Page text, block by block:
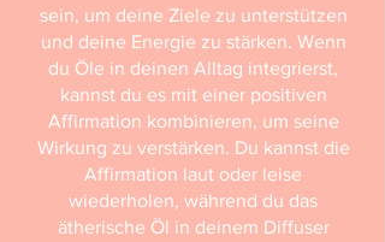
sein, um deine Ziele zu unterstützen
und deine Energie zu stärken. Wenn
du Öle in deinen Alltag integrierst,
kannst du es mit einer positiven
Affirmation kombinieren, um seine
Wirkung zu verstärken. Du kannst die
Affirmation laut oder leise
wiederholen, während du das
ätherische Öl in deinem Diffuser